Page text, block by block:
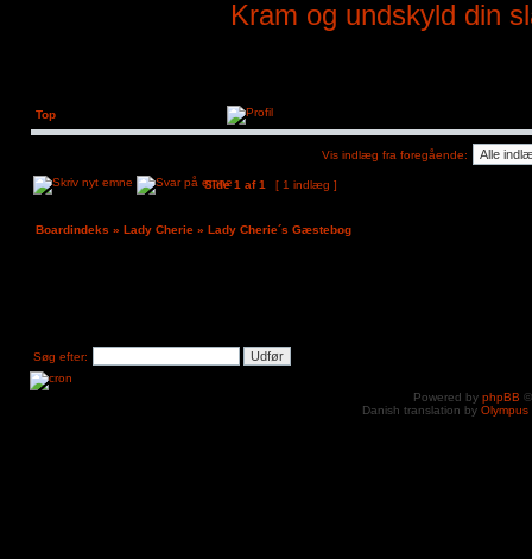
Kram og undskyld din
Top
Vis indlæg fra foregående:
Side1 af1 [ 1 indlæg ]
Boardindeks » Lady Cherie » Lady Cherie´s Gæstebog
Søg efter:
Powered by phpBB
Danish translation by Olympus